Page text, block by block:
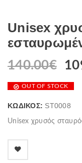
Unisex
140.00€
was:
OUT OF STOCK
ΚΩΔΙΚΌΣ: ST0008
Unisex χρυσός